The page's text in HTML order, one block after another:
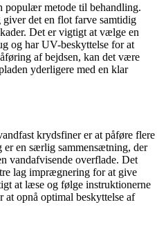
populær metode til behandling.
det en flot farve samtidig
Det er vigtigt at vælge en
og har UV-beskyttelse for at
af bejdsen, kan det være
yderligere med en klar
krydsfiner er at påføre flere
en særlig sammensætning, der
vandafvisende overflade. Det
lag imprægnering for at give
at læse og følge instruktionerne
opnå optimal beskyttelse af